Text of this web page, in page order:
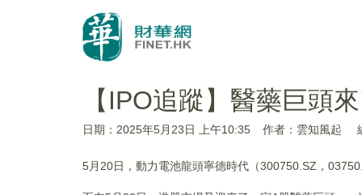
【IPO追蹤】醫藥巨頭
日期：2025年5月23日 上午10:35 作者：雲知風起
5月20日，動力電池龍頭寧德時代（300750.SZ，